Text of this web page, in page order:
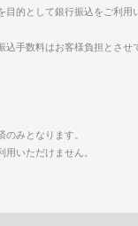
的として銀行振込をご利用
手数料はお客様負担とさせ
のみとなります。
用いただけません。